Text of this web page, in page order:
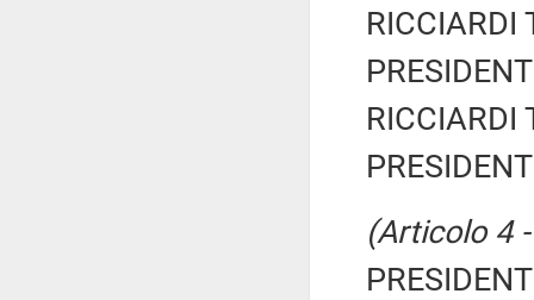
RICCIARDI
RICCIARDI
(Articolo 4